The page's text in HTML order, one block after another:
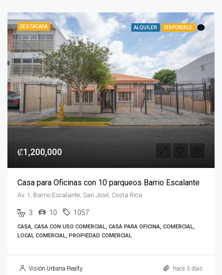
DESTACADA ALQUILER DISPONIBLE .
₡1,200,000
Casa para Oficinas con 10 parqueos Barrio Escalante
Av. 1, Barrio Escalante, San José, Costa Rica
3 10 1057
CASA, CASA CON USO COMERCIAL, CASA PARA OFICINA, COMERCIAL,
LOCAL COMERCIAL, PROPIEDAD COMERCIAL
Visión Urbana Realty hace 3 días